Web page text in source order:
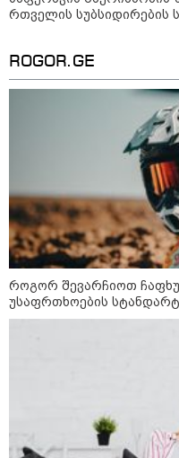
10:54 / 10-08-2026
რთველის სუბსიდირების
ROGOR.GE
როგორ შევარჩიოთ
უსაფრთხოების